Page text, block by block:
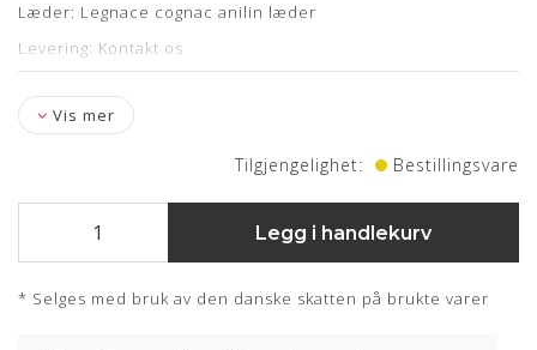
Læder: Legnace cognac anilin læder
Levering: Kontakt os
Vis mer
Tilgjengelighet: Bestillingsvare
Legg i handlekurv
* Selges med bruk av den danske skatten på brukte varer